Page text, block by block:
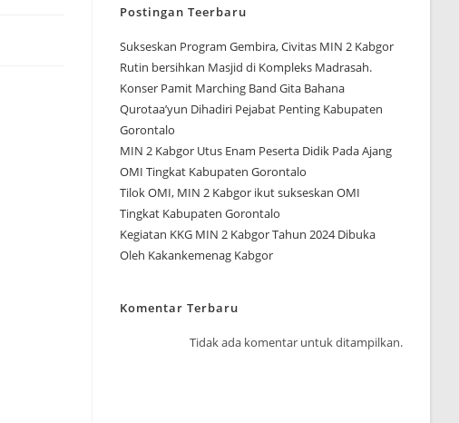
Postingan Teerbaru
Sukseskan Program Gembira, Civitas MIN 2 Kabgor
Rutin bersihkan Masjid di Kompleks Madrasah.
Konser Pamit Marching Band Gita Bahana
Qurotaa’yun Dihadiri Pejabat Penting Kabupaten
Gorontalo
MIN 2 Kabgor Utus Enam Peserta Didik Pada Ajang
OMI Tingkat Kabupaten Gorontalo
Tilok OMI, MIN 2 Kabgor ikut sukseskan OMI
Tingkat Kabupaten Gorontalo
Kegiatan KKG MIN 2 Kabgor Tahun 2024 Dibuka
Oleh Kakankemenag Kabgor
Komentar Terbaru
Tidak ada komentar untuk ditampilkan.